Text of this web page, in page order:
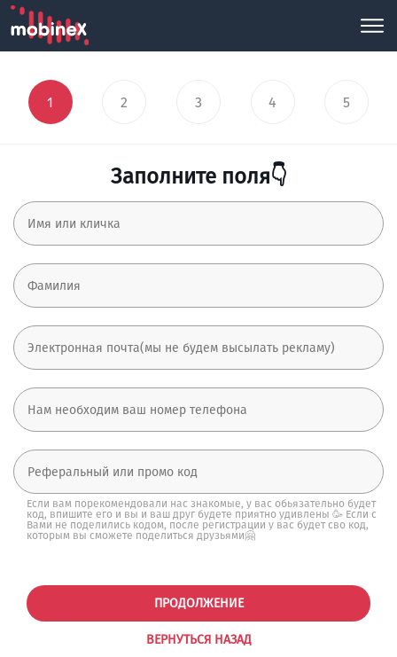
1 2 3 4 5
Заполните поля👇
Если вам порекомендовали нас знакомые, у вас обьязательно будет
код, впишите его и вы и ваш друг будете приятно удивлены 🥳 Если с
Вами не поделились кодом, после регистрации у вас будет сво код,
которым вы сможете поделиться друзьями🤗
ВЕРНУТЬСЯ НАЗАД
ПРОДОЛЖЕНИЕ